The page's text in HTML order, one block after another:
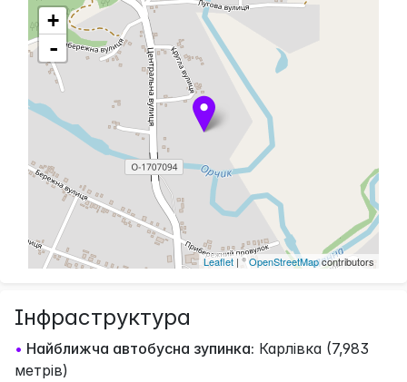
+
-
Leaflet | ©OpenStreetMapcontributors
Інфраструктура
• Найближча автобусна зупинка: Карлівка (7,983
метрів)